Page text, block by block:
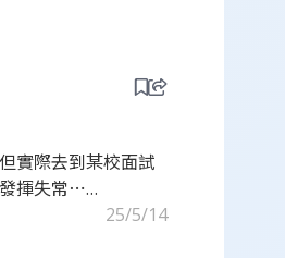
實際去到某校面試
揮失常⋯
25/5/14